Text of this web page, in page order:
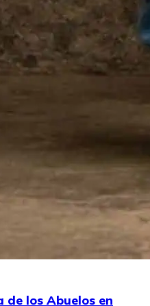
de los Abuelos en